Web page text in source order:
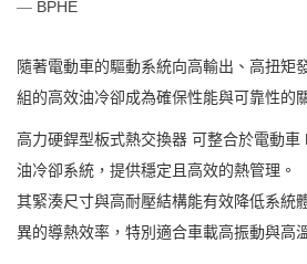
BPHE
隨著電動車的驅動系統向高輸出、高扭矩
組的高效油冷卻成為確保性能與可靠性的
高力硬銲型板式熱交換器 可整合於電動
油冷卻系統，提供穩定且高效的熱管理。
其緊湊尺寸與高耐壓結構能有效降低系統
異的導熱效率，特別適合車載高振動與高